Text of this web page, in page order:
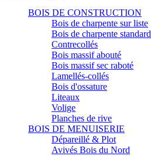
BOIS DE CONSTRUCTION
Bois de charpente sur liste
Bois de charpente standard
Contrecollés
Bois massif abouté
Bois massif sec raboté
Lamellés-collés
Bois d'ossature
Liteaux
Volige
Planches de rive
BOIS DE MENUISERIE
Dépareillé & Plot
Avivés Bois du Nord